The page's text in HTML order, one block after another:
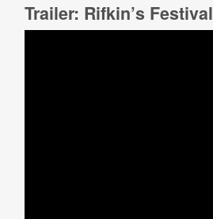
Trailer: Rifkin’s Festival